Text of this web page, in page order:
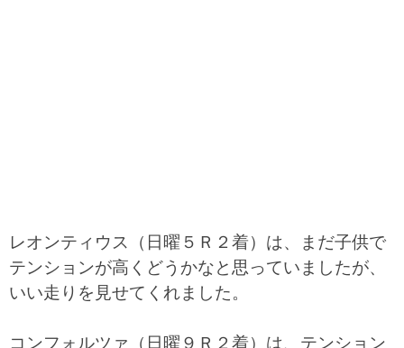
レオンティウス（日曜５Ｒ２着）は、まだ子供で
テンションが高くどうかなと思っていましたが、
いい走りを見せてくれました。
コンフォルツァ（日曜９Ｒ２着）は、テンション